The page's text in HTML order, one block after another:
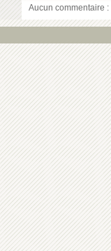
Aucun commentaire